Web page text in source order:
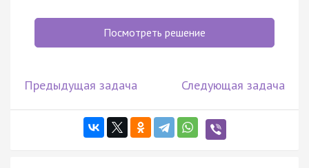
Посмотреть решение
Предыдущая задача Следующая задача